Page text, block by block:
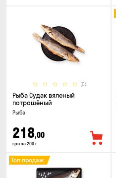
(0)
Рыба Судак вяленый
потрошёный
Рыба
218,00
грн за 200 г
Топ продаж